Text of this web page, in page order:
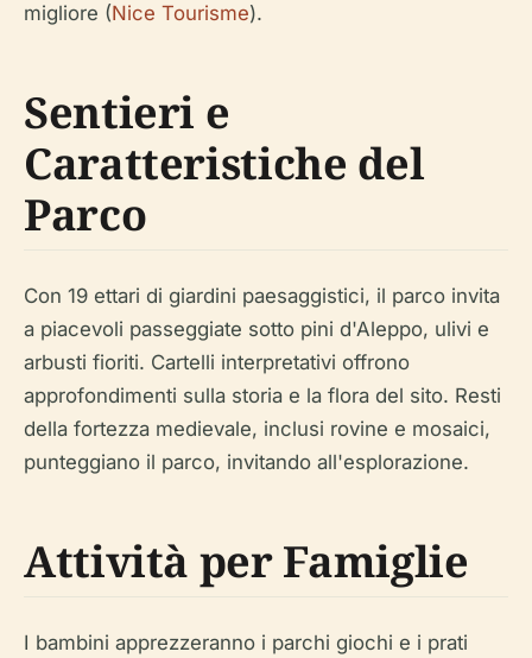
migliore (Nice Tourisme).
Sentieri e
Caratteristiche del
Parco
Con 19 ettari di giardini paesaggistici, il parco invita
a piacevoli passeggiate sotto pini d'Aleppo, ulivi e
arbusti fioriti. Cartelli interpretativi offrono
approfondimenti sulla storia e la flora del sito. Resti
della fortezza medievale, inclusi rovine e mosaici,
punteggiano il parco, invitando all'esplorazione.
Attività per Famiglie
I bambini apprezzeranno i parchi giochi e i prati